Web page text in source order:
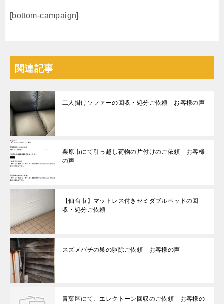
[bottom-campaign]
関連記事
二人掛けソファーの回収・処分ご依頼 お客様の声
栗原市にて引っ越し荷物の片付けのご依頼 お客様
の声
【仙台市】マットレス付きセミダブルベッドの回
収・処分ご依頼
スズメバチの巣の駆除ご依頼 お客様の声
青葉区にて、エレクトーン回収のご依頼 お客様の